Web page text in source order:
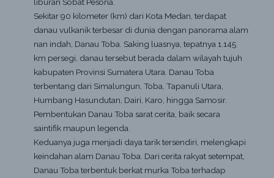
Sekitar 90 kilometer (km) dari Kota Medan, terdapat
danau vulkanik terbesar di dunia dengan panorama alam
nan indah, Danau Toba. Saking luasnya, tepatnya 1.145
km persegi, danau tersebut berada dalam wilayah tujuh
kabupaten Provinsi Sumatera Utara. Danau Toba
terbentang dari Simalungun, Toba, Tapanuli Utara,
Humbang Hasundutan, Dairi, Karo, hingga Samosir.
Pembentukan Danau Toba sarat cerita, baik secara
saintifik maupun legenda.
Keduanya juga menjadi daya tarik tersendiri, melengkapi
keindahan alam Danau Toba. Dari cerita rakyat setempat,
Danau Toba terbentuk berkat murka Toba terhadap